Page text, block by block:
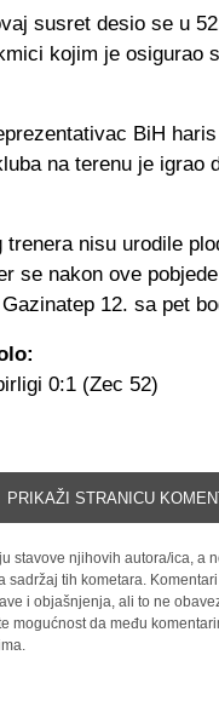
susret desio se u
kojim je osigurao
BiH
na terenu je igrao
nisu urodile
se nakon ove
12. sa pet
0:1 (Zec 52)
PRIKAŽI STRANICU
stavove njihovih autora/ica, a
sadržaj tih kometara.
i objašnjenja, ali to ne
mogućnost da među